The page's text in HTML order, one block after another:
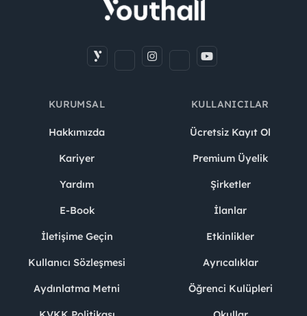
KURUMSAL
Hakkımızda
Kariyer
Yardım
E-Book
İletişime Geçin
Kullanıcı Sözleşmesi
Aydınlatma Metni
KULLANICILAR
Ücretsiz Kayıt Ol
Premium Üyelik
Şirketler
İlanlar
Etkinlikler
Ayrıcalıklar
Öğrenci Kulüpleri